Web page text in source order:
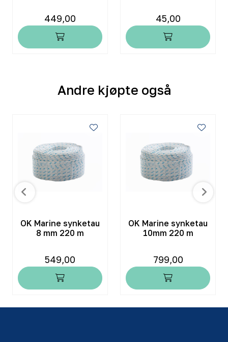
449,00 45,00
Andre kjøpte også
OK Marine synketau
8 mm 220 m
549,00
OK Marine synketau
10mm 220 m
799,00